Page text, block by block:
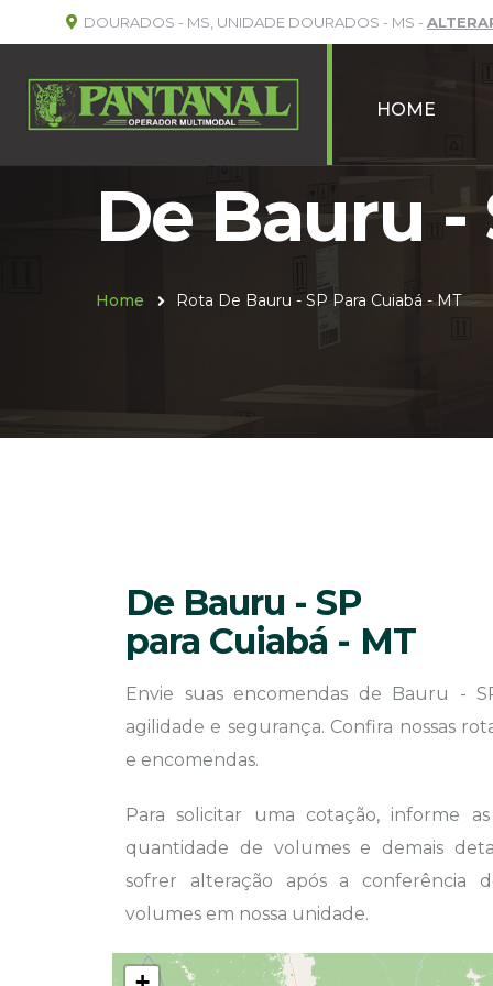
DOURADOS - MS, UNIDADE DOURADOS - MS -
HOME
De Bauru -
Home Rota De Bauru - SP Para Cuiabá - MT
De Bauru - SP
para Cuiabá - MT
Envie suas encomendas de Bauru -
agilidade e segurança. Confira nossas
e encomendas.
Para solicitar uma cotação, informe
quantidade de volumes e demais
sofrer alteração após a conferência
volumes em nossa unidade.